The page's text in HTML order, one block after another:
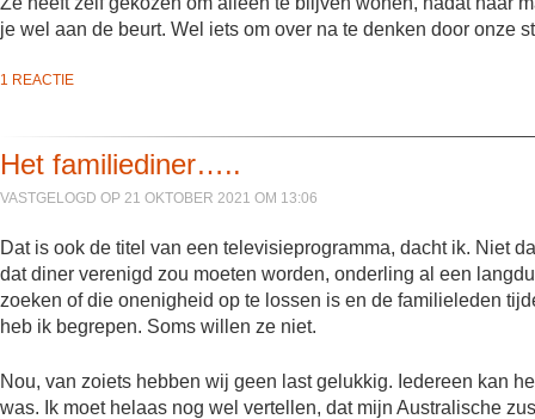
je wel aan de beurt. Wel iets om over na te denken door onze
1 REACTIE
Het familiediner…..
VASTGELOGD OP 21 OKTOBER 2021 OM 13:06
Dat is ook de titel van een televisieprogramma, dacht ik. Niet
dat diner verenigd zou moeten worden, onderling al een
zoeken of die onenigheid op te lossen is en de familieleden
heb ik begrepen. Soms willen ze niet.
Nou, van zoiets hebben wij geen last gelukkig. Iedereen kan
was. Ik moet helaas nog wel vertellen, dat mijn Australische